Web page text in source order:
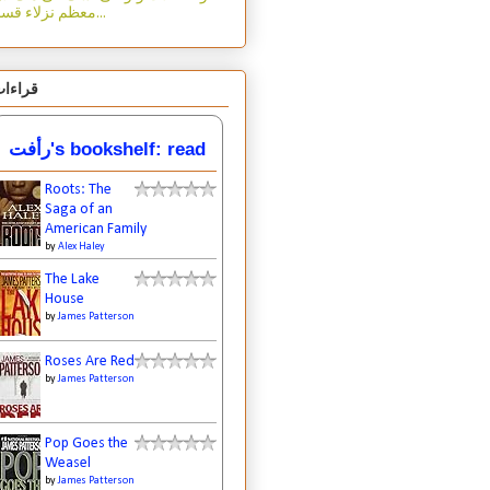
معظم نزلاء قسم...
رأفت's bookshelf: read
Roots: The
Saga of an
American Family
byAlex Haley
The Lake
House
byJames Patterson
Roses Are Red
byJames Patterson
Pop Goes the
Weasel
byJames Patterson